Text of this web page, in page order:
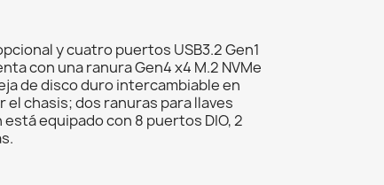
y cuatro puertos USB3.2 Gen1
con una ranura Gen4 x4 M.2 NVMe
de disco duro intercambiable en
chasis; dos ranuras para llaves
equipado con 8 puertos DIO, 2